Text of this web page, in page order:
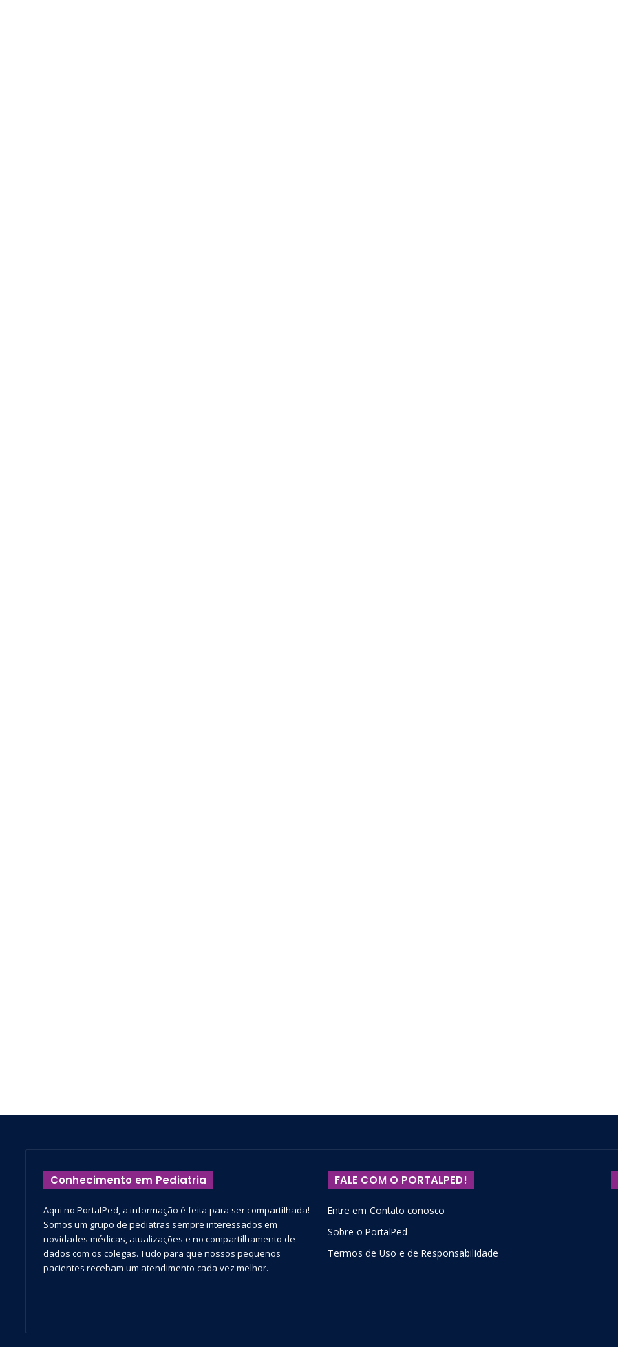
Conhecimento em Pediatria
Aqui no PortalPed, a informação é feita para ser compartilhada!
Somos um grupo de pediatras sempre interessados em
novidades médicas, atualizações e no compartilhamento de
dados com os colegas. Tudo para que nossos pequenos
pacientes recebam um atendimento cada vez melhor.
FALE COM O PORTALPED!
Entre em Contato conosco
Sobre o PortalPed
Termos de Uso e de Responsabilidade